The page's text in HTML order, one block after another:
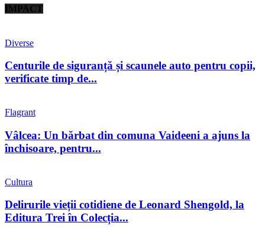
IMPACT
Diverse
Centurile de siguranță și scaunele auto pentru copii,
verificate timp de...
Flagrant
Vâlcea: Un bărbat din comuna Vaideeni a ajuns la
închisoare, pentru...
Cultura
Delirurile vieții cotidiene de Leonard Shengold, la
Editura Trei în Colecția...